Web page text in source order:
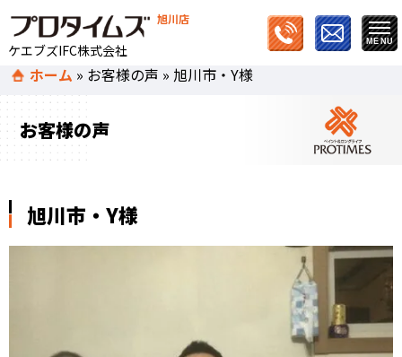
旭川店
ケエブズIFC株式会社
ホーム » お客様の声 » 旭川市・Y様
お客様の声
旭川市・Y様